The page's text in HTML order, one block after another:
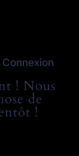
Connexion
! Nous
de
!